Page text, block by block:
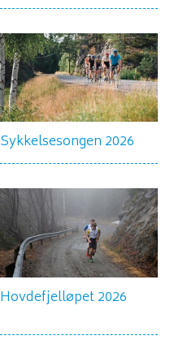
Sykkelsesongen 2026
Hovdefjelløpet 2026